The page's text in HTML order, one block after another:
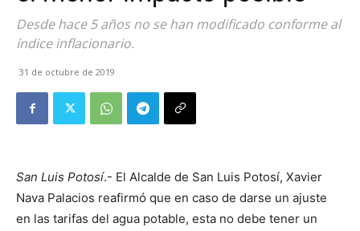
Desde hace 5 años no se han modificado conforme al
índice inflacionario.
31 de octubre de 2019
San Luis Potosí.- El Alcalde de San Luis Potosí, Xavier
Nava Palacios reafirmó que en caso de darse un ajuste
en las tarifas del agua potable, esta no debe tener un